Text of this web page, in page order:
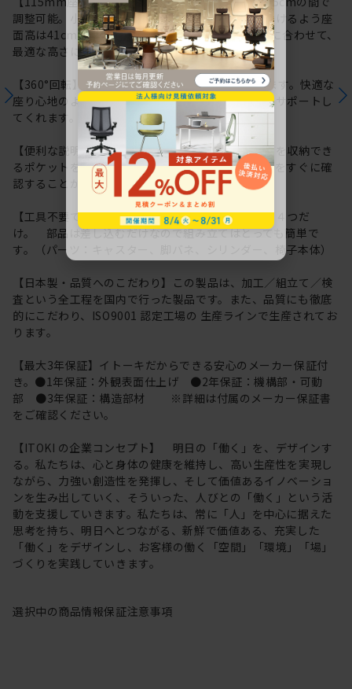
調整可能。小柄な体格の方でも快適にお座りいただけるよう座
面高は41cmから調整可能です。利用シーンや体格に合わせて、
最適な高さに調整いただけます。
【360°回転】座ったままくるっと向きを変えられます。快適な
座り心地のよさで長時間のデスクワークもしっかりサポートし
てくれます。
【便利な説明書収納ポケット】座面裏に取扱説明書を収納でき
るポケットを用意しています。操作方法や各種情報をすぐに確
認することができるので便利です。
【工具不要でかんたん組み立て】パーツはたったの４つだ
け。 部品は差し込むだけなので組み立てはとっても簡単で
す。（パーツ：キャスター、脚バネ、シリンダー、椅子本体）
【日本製・品質へのこだわり】この製品は、加工／組立て／検
査という全工程を国内で行った製品です。また、品質にも徹底
的にこだわり、ISO9001 認定工場の 生産ラインで生産されてお
ります。
【最大3年保証】イトーキだからできる安心のメーカー保証付
き。●1年保証：外観表面仕上げ ●2年保証：機構部・可動
部 ●3年保証：構造部材 ※詳細は付属のメーカー保証書
をご確認ください。
【ITOKI の企業コンセプト】 明日の「働く」を、デザインす
る。私たちは、心と身体の健康を維持し、高い生産性を実現し
ながら、力強い創造性を発揮し、そして価値あるイノベーショ
ンを生み出していく、そういった、人びとの「働く」という活
動を支援していきます。私たちは、常に「人」を中心に据えた
思考を持ち、明日へとつながる、新鮮で価値ある、充実した
「働く」をデザインし、お客様の働く「空間」「環境」「場」
づくりを実践していきます。
選択中の商品情報保証注意事項